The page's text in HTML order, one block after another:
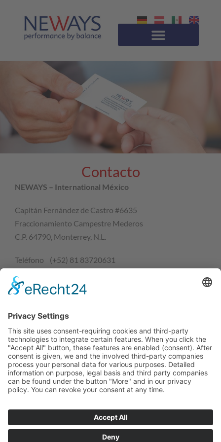
Contacto
NEWAYS – International México
Capitán Fernández de Castro #6635
Fraccionamiento Campestre Mederos
C.P. 64790, Monterrey, N.L.
Teléfono (+52) 81 83720631
e-mail:contactmx@neways-group.com
2026 Copyright by NEWAYS
Home Trainings Metodología Referencias
Acerca de NEWAYS
Contacto
Aviso de privacidad